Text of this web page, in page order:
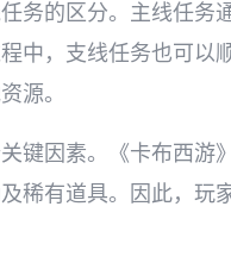
务的区分。主线任务
中，支线任务也可以
源。
键因素。《卡布西游
稀有道具。因此，玩